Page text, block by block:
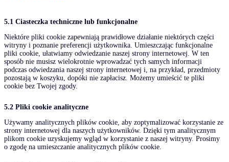
5.1 Ciasteczka techniczne lub funkcjonalne
Niektóre pliki cookie zapewniają prawidłowe działanie niektórych części
witryny i poznanie preferencji użytkownika. Umieszczając funkcjonalne
pliki cookie, ułatwiamy odwiedzanie naszej strony internetowej. W ten
sposób nie musisz wielokrotnie wprowadzać tych samych informacji
podczas odwiedzania naszej strony internetowej i, na przykład, przedmioty
pozostają w koszyku, dopóki nie zapłacisz. Możemy umieścić te pliki
cookie bez Twojej zgody.
5.2 Pliki cookie analityczne
Używamy analitycznych plików cookie, aby zoptymalizować korzystanie ze
strony internetowej dla naszych użytkowników. Dzięki tym analitycznym
plikom cookie uzyskujemy wgląd w korzystanie z naszej witryny. Prosimy
o zgodę na umieszczanie analitycznych plików cookie.